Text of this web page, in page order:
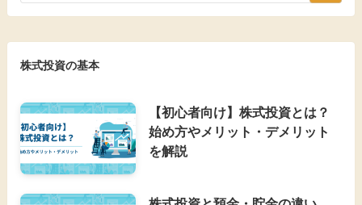
株式投資の基本
【初心者向け】株式投資とは？
始め方やメリット・デメリット
を解説